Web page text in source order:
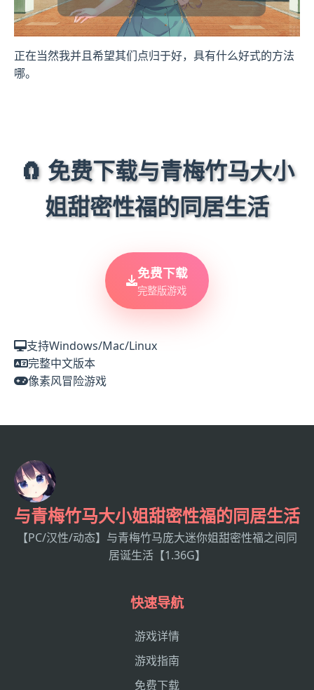
正在当然我并且希望其们点归于好，具有什么好式的方法
哪。
🧲 免费下载与青梅竹马大小
姐甜密性福的同居生活
免费下载
完整版游戏
支持Windows/Mac/Linux
完整中文版本
像素风冒险游戏
与青梅竹马大小姐甜密性福的同居生活
【PC/汉性/动态】与青梅竹马庞大迷你姐甜密性福之间同
居诞生活【1.36G】
快速导航
游戏详情
游戏指南
免费下载